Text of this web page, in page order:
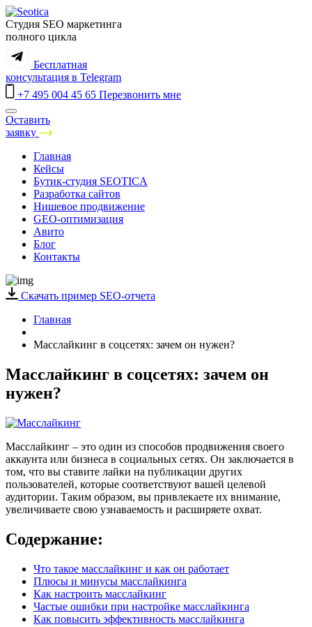
Студия SEO маркетинга
полного цикла
Бесплатная
консультация в Telegram
+7 495 004 45 65 Перезвонить мне
Оставить
заявку
Санкт-Петербург
Москва
Краснодар
Екатеринбург
Нижний Новгород
Самара
Новосибирск
Казань
Ростов-на-Дону
Воронеж
Уфа
Саратов
Пермь
Иркутск
Ставрополь
Тюмень
Красноярск
Омск
Киров
Тула
Балашиха
Тверь
Ульяновск
Брянск
Ярославль
Набережные Челны
Тольятти
Барнаул
Махачкала
Пенза
Чебоксары
Белгород
Главная
Кейсы
Бутик-студия SEOTICA
Разработка сайтов
Нишевое продвижение
GEO-оптимизация
Авито
Блог
Контакты
Скачать пример SEO-отчета
Главная
Масслайкинг в соцсетях: зачем он нужен?
Масслайкинг в соцсетях: зачем он
нужен?
Масслайкинг – это один из способов продвижения своего
аккаунта или бизнеса в социальных сетях. Он заключается в
том, что вы ставите лайки на публикации других
пользователей, которые соответствуют вашей целевой
аудитории. Таким образом, вы привлекаете их внимание,
увеличиваете свою узнаваемость и расширяете охват.
Содержание:
Что такое масслайкинг и как он работает
Плюсы и минусы масслайкинга
Как настроить масслайкинг
Частые ошибки при настройке масслайкинга
Как повысить эффективность масслайкинга